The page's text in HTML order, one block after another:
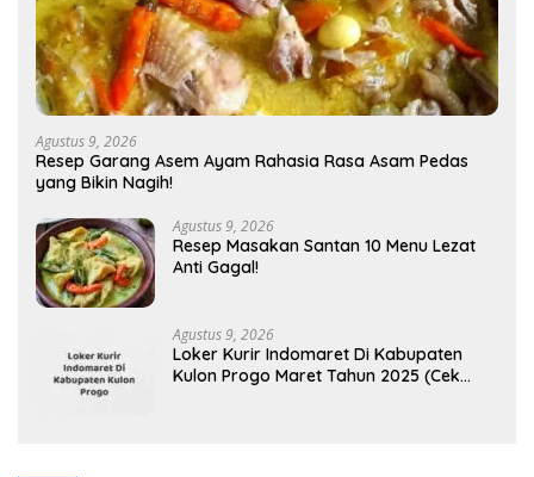
Agustus 9, 2026
Resep Garang Asem Ayam Rahasia Rasa Asam Pedas
yang Bikin Nagih!
Agustus 9, 2026
Resep Masakan Santan 10 Menu Lezat
Anti Gagal!
Agustus 9, 2026
Loker Kurir Indomaret Di Kabupaten
Kulon Progo Maret Tahun 2025 (Cek